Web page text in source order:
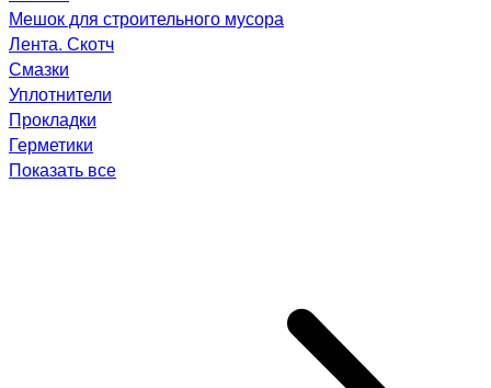
Мешок для строительного мусора
Лента. Скотч
Смазки
Уплотнители
Прокладки
Герметики
Показать все